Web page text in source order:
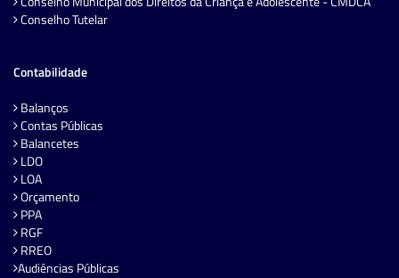
Conselho Tutelar
Contabilidade
Balanços
Contas Públicas
Balancetes
LDO
LOA
Orçamento
PPA
RGF
RREO
Audiências Públicas